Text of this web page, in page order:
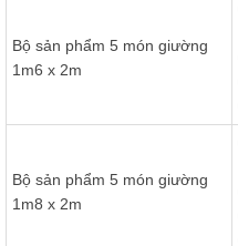
Bộ sản phẩm 5 món giường
1m6 x 2m
Bộ sản phẩm 5 món giường
1m8 x 2m